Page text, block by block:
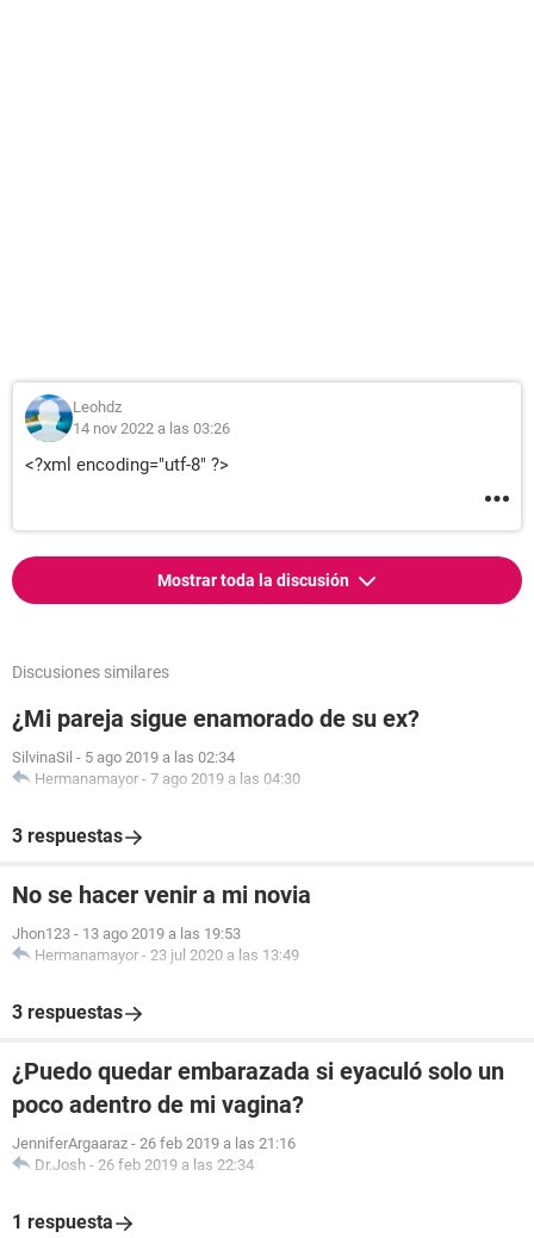
Leohdz
14 nov 2022 a las 03:26
<?xml encoding="utf-8" ?>
Mostrar toda la discusión
Discusiones similares
¿Mi pareja sigue enamorado de su ex?
SilvinaSil - 5 ago 2019 a las 02:34
Hermanamayor - 7 ago 2019 a las 04:30
3 respuestas
No se hacer venir a mi novia
Jhon123 - 13 ago 2019 a las 19:53
Hermanamayor - 23 jul 2020 a las 13:49
3 respuestas
¿Puedo quedar embarazada si eyaculó solo un
poco adentro de mi vagina?
JenniferArgaaraz - 26 feb 2019 a las 21:16
Dr.Josh - 26 feb 2019 a las 22:34
1 respuesta